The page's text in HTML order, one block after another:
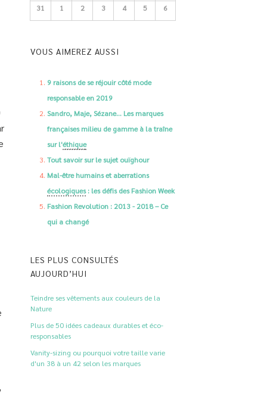
31 1 2 3 4 5 6
VOUS AIMEREZ AUSSI
9 raisons de se réjouir côté mode
responsable en 2019
Sandro, Maje, Sézane… Les marques
françaises milieu de gamme à la traîne
sur l'éthique
Tout savoir sur le sujet ouïghour
Mal-être humains et aberrations
écologiques: les défis des Fashion Week
Fashion Revolution : 2013 - 2018 – Ce
qui a changé
LES PLUS CONSULTÉS
AUJOURD’HUI
Teindre ses vêtements aux couleurs de la
Nature
Plus de 50 idées cadeaux durables et éco-
responsables
Vanity-sizing ou pourquoi votre taille varie
d'un 38 à un 42 selon les marques